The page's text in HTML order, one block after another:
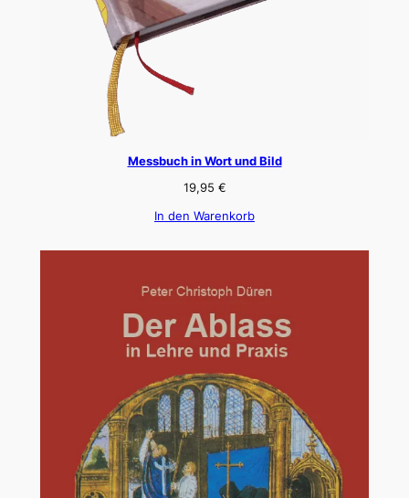
Messbuch in Wort und Bild
19,95 €
In den Warenkorb